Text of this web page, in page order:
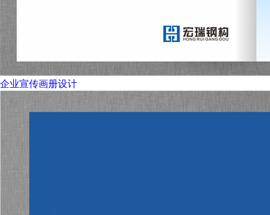
企业宣传画册设计